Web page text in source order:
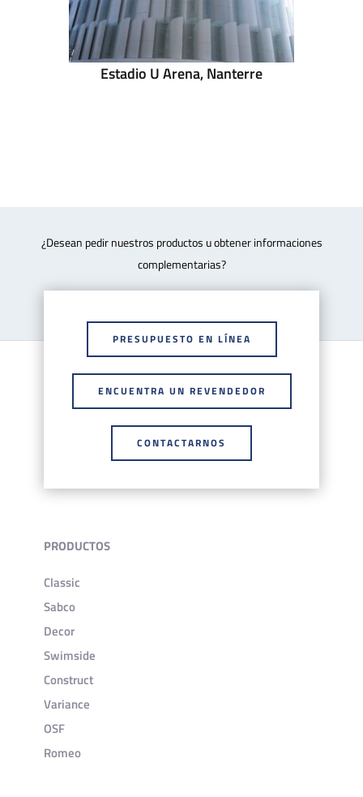
Estadio U Arena, Nanterre
¿Desean pedir nuestros productos u obtener informaciones
complementarias?
PRESUPUESTO EN LÍNEA
ENCUENTRA UN REVENDEDOR
CONTACTARNOS
PRODUCTOS
Classic
Sabco
Decor
Swimside
Construct
Variance
OSF
Romeo